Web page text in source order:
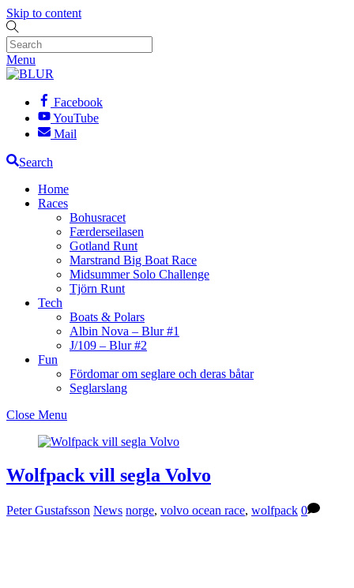
Skip to content
Menu
Facebook
YouTube
Mail
Search
Home
Races
Bohusracet
Færderseilasen
Gotland Runt
Marstrand Big Boat Race
Midsummer Solo Challenge
Tjörn Runt
Tech
Boats & Polars
Albin Nova – Blur #1
J/109 – Blur #2
Fun
Fördomar om seglare och deras båtar
Seglarslang
Close Menu
Wolfpack vill segla Volvo
Peter Gustafsson News norge, volvo ocean race, wolfpack 0